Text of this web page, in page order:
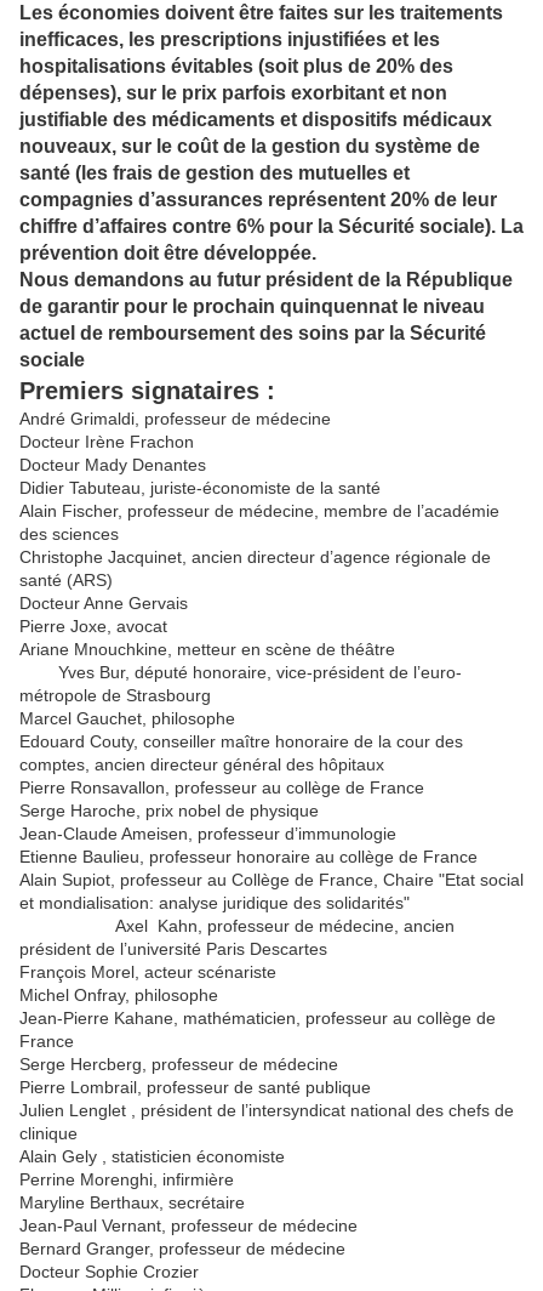
Les économies doivent être faites sur les traitements
inefficaces, les prescriptions injustifiées et les
hospitalisations évitables (soit plus de 20% des
dépenses), sur le prix parfois exorbitant et non
justifiable des médicaments et dispositifs médicaux
nouveaux, sur le coût de la gestion du système de
santé (les frais de gestion des mutuelles et
compagnies d’assurances représentent 20% de leur
chiffre d’affaires contre 6% pour la Sécurité sociale). La
prévention doit être développée.
Nous demandons au futur président de la République
de garantir pour le prochain quinquennat le niveau
actuel de remboursement des soins par la Sécurité
sociale
Premiers signataires :
André Grimaldi, professeur de médecine
Docteur Irène Frachon
Docteur Mady Denantes
Didier Tabuteau, juriste-économiste de la santé
Alain Fischer, professeur de médecine, membre de l’académie
des sciences
Christophe Jacquinet, ancien directeur d’agence régionale de
santé (ARS)
Docteur Anne Gervais
Pierre Joxe, avocat
Ariane Mnouchkine, metteur en scène de théâtre
Yves Bur, député honoraire, vice-président de l’euro-
métropole de Strasbourg
Marcel Gauchet, philosophe
Edouard Couty, conseiller maître honoraire de la cour des
comptes, ancien directeur général des hôpitaux
Pierre Ronsavallon, professeur au collège de France
Serge Haroche, prix nobel de physique
Jean-Claude Ameisen, professeur d’immunologie
Etienne Baulieu, professeur honoraire au collège de France
Alain Supiot, professeur au Collège de France, Chaire "Etat social
et mondialisation: analyse juridique des solidarités"
Axel Kahn, professeur de médecine, ancien
président de l’université Paris Descartes
François Morel, acteur scénariste
Michel Onfray, philosophe
Jean-Pierre Kahane, mathématicien, professeur au collège de
France
Serge Hercberg, professeur de médecine
Pierre Lombrail, professeur de santé publique
Julien Lenglet , président de l’intersyndicat national des chefs de
clinique
Alain Gely , statisticien économiste
Perrine Morenghi, infirmière
Maryline Berthaux, secrétaire
Jean-Paul Vernant, professeur de médecine
Bernard Granger, professeur de médecine
Docteur Sophie Crozier